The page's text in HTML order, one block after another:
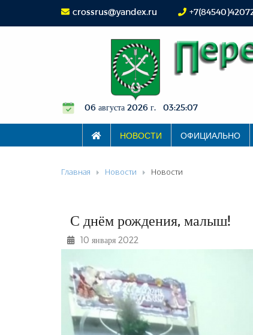
crossrus@yandex.ru
06 августа 2026 г. 03:25:08
НОВОСТИ ОФИЦИАЛЬНО
Главная Новости Новости
С днём рождения, малыш!
10 января 2022